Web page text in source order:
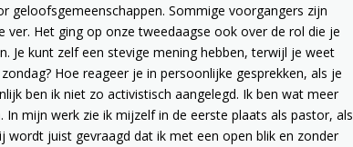
geloofsgemeenschappen. Sommige voorgangers zijn
Het ging op onze tweedaagse ook over de rol die je
Je kunt zelf een stevige mening hebben, terwijl je weet
Hoe reageer je in persoonlijke gesprekken, als je
ben ik niet zo activistisch aangelegd. Ik ben wat meer
mijn werk zie ik mijzelf in de eerste plaats als pastor, als
juist gevraagd dat ik met een open blik en zonder